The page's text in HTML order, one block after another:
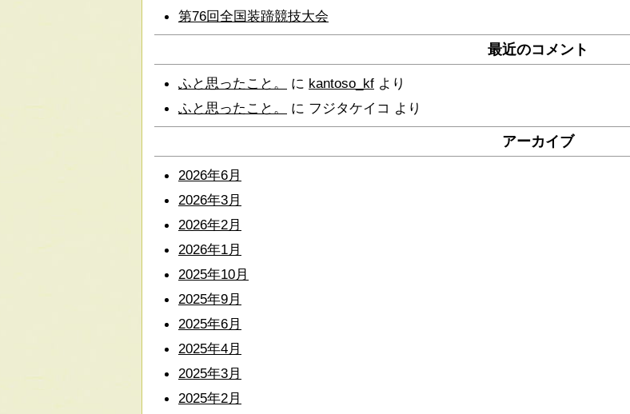
第76回全国装蹄競技大会
最近のコメント
ふと思ったこと。 に kantoso_kf より
ふと思ったこと。
に フジタケイコ より
アーカイブ
2026年6月
2026年3月
2026年2月
2026年1月
2025年10月
2025年9月
2025年6月
2025年4月
2025年3月
2025年2月